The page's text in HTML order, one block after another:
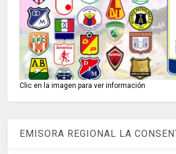
Clic en la imagen para ver información
EMISORA REGIONAL LA